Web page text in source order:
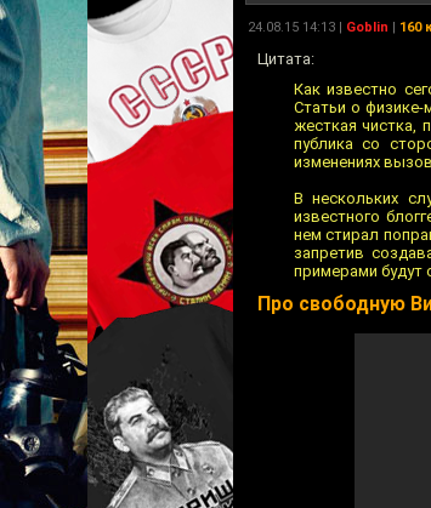
24.08.15 14:13 | Goblin | 160
Цитата:
Как известно
Статьи о физике-
жесткая чистка,
публика со
изменениях
В нескольких
известного
нем стирал
запретив
примерами будут
Про свободную